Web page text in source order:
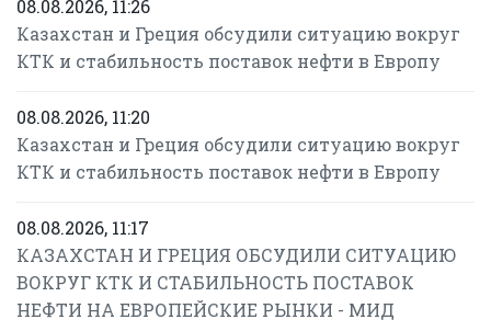
08.08.2026, 11:26
Казахстан и Греция обсудили ситуацию вокруг
КТК и стабильность поставок нефти в Европу
08.08.2026, 11:20
Казахстан и Греция обсудили ситуацию вокруг
КТК и стабильность поставок нефти в Европу
08.08.2026, 11:17
КАЗАХСТАН И ГРЕЦИЯ ОБСУДИЛИ СИТУАЦИЮ
ВОКРУГ КТК И СТАБИЛЬНОСТЬ ПОСТАВОК
НЕФТИ НА ЕВРОПЕЙСКИЕ РЫНКИ - МИД